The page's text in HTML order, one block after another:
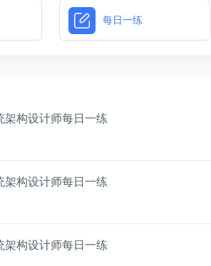
每日一练
架构设计师每日一练
架构设计师每日一练
架构设计师每日一练